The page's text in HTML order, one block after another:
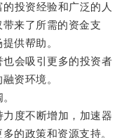
投资经验和广泛的人
来了所需的资金支
供帮助。
会吸引更多的投资者
资环境。
度不断增加，加速器
的政策和资源支持。